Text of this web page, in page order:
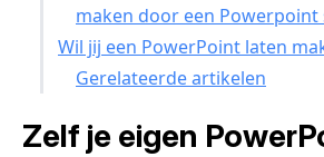
maken door een Powerpoint
Wil jij een PowerPoint laten
Gerelateerde artikelen
Zelf je eigen